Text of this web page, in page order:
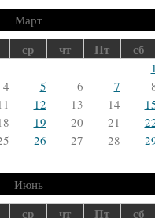
Март
ср чт Пт сб
1
4 5 6 7
12 13 14
19 20 21
26 27 28
Июнь
ср чт Пт сб